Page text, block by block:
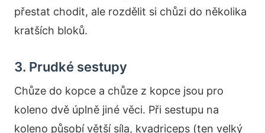
přestat chodit, ale rozdělit si chůzi do několika
kratších bloků.
3. Prudké sestupy
Chůze do kopce a chůze z kopce jsou pro
koleno dvě úplně jiné věci. Při sestupu na
koleno působí větší síla, kvadriceps (ten velký